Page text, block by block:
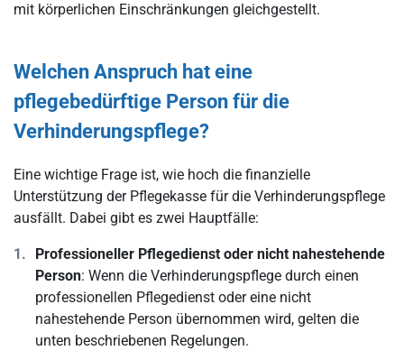
mit körperlichen Einschränkungen gleichgestellt.
Welchen Anspruch hat eine
pflegebedürftige Person für die
Verhinderungspflege?
Eine wichtige Frage ist, wie hoch die finanzielle
Unterstützung der Pflegekasse für die Verhinderungspflege
ausfällt. Dabei gibt es zwei Hauptfälle:
Professioneller Pflegedienst oder nicht nahestehende
Person: Wenn die Verhinderungspflege durch einen
professionellen Pflegedienst oder eine nicht
nahestehende Person übernommen wird, gelten die
unten beschriebenen Regelungen.